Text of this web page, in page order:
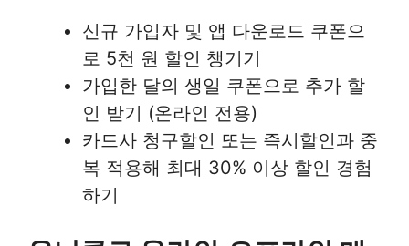
신규 가입자 및 앱 다운로드 쿠폰으
로 5천 원 할인 챙기기
가입한 달의 생일 쿠폰으로 추가 할
인 받기 (온라인 전용)
카드사 청구할인 또는 즉시할인과 중
복 적용해 최대 30% 이상 할인 경험
하기